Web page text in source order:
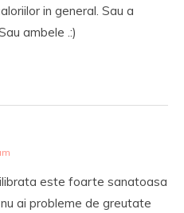
in general. Sau a
ambele .:)
este foarte sanatoasa
ai probleme de greutate